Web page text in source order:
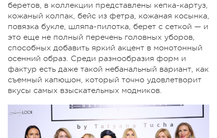
беретов, в коллекции представлены кепка-картуз,
кожаный колпак, бейс из фетра, кожаная косынка,
повязка букле, шляпа-пилотка, берет с сеткой — и
это еще не полный перечень головных уборов,
способных добавить яркий акцент в монотонный
осенний образ. Среди разнообразия форм и
фактур есть даже такой небанальный вариант, как
съемный капюшон, который точно удовлетворит
вкусы самых взыскательных модников.